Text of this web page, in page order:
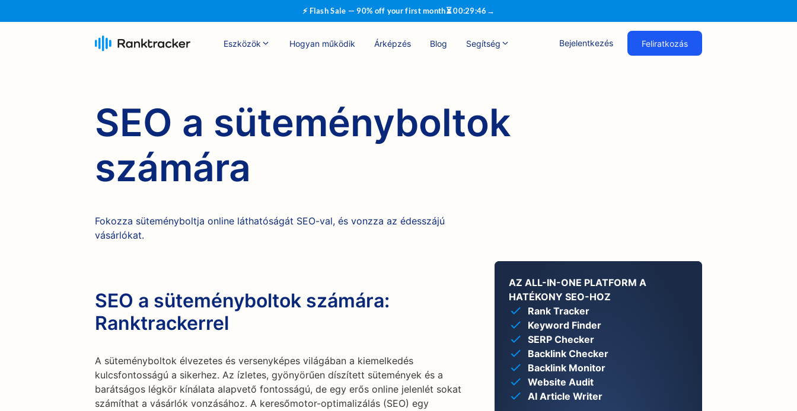
⚡ Flash Sale — 90% off your first month⏳00:29:46 →
Eszközök Hogyan működik Árképzés Blog Segítség Bejelentkezés Feliratkozás
SEO a süteményboltok
számára
Fokozza süteményboltja online láthatóságát SEO-val, és vonzza az édesszájú
vásárlókat.
SEO a süteményboltok számára:
Ranktrackerrel
A süteményboltok élvezetes és versenyképes világában a kiemelkedés
kulcsfontosságú a sikerhez. Az ízletes, gyönyörűen díszített sütemények és a
barátságos légkör kínálata alapvető fontosságú, de egy erős online jelenlét sokat
számíthat a vásárlók vonzásához. A keresőmotor-optimalizálás (SEO) egy
AZ ALL-IN-ONE PLATFORM A
HATÉKONY SEO-HOZ
Rank Tracker
Keyword Finder
SERP Checker
Backlink Checker
Backlink Monitor
Website Audit
AI Article Writer